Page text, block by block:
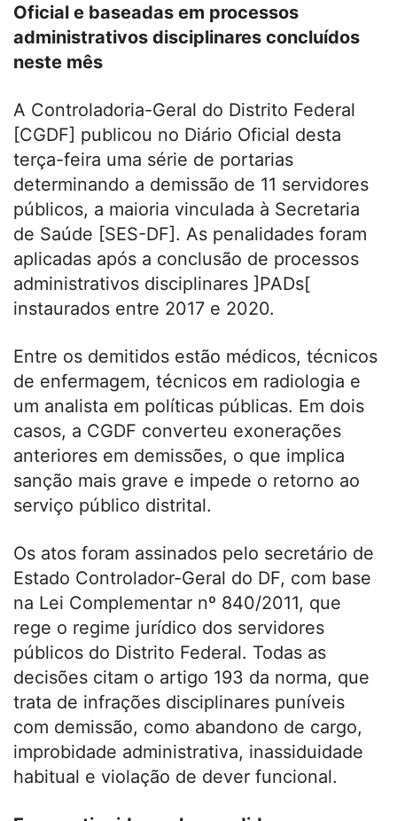
Oficial e baseadas em processos
administrativos disciplinares concluídos
neste mês
A Controladoria-Geral do Distrito Federal
[CGDF] publicou no Diário Oficial desta
terça-feira uma série de portarias
determinando a demissão de 11 servidores
públicos, a maioria vinculada à Secretaria
de Saúde [SES-DF]. As penalidades foram
aplicadas após a conclusão de processos
administrativos disciplinares ]PADs[
instaurados entre 2017 e 2020.
Entre os demitidos estão médicos, técnicos
de enfermagem, técnicos em radiologia e
um analista em políticas públicas. Em dois
casos, a CGDF converteu exonerações
anteriores em demissões, o que implica
sanção mais grave e impede o retorno ao
serviço público distrital.
Os atos foram assinados pelo secretário de
Estado Controlador-Geral do DF, com base
na Lei Complementar nº 840/2011, que
rege o regime jurídico dos servidores
públicos do Distrito Federal. Todas as
decisões citam o artigo 193 da norma, que
trata de infrações disciplinares puníveis
com demissão, como abandono de cargo,
improbidade administrativa, inassiduidade
habitual e violação de dever funcional.